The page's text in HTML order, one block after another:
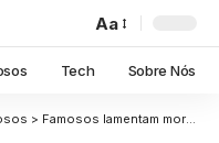
Aa
Tech Sobre Nós
> Famosos lamentam morte de Fábio Arruda, apresentador e consultor de etiqueta